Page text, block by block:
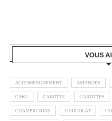
VOUS
ACCOMPAGNEMENT AMANDES
CAKE CAROTTE CAROTTES
CHAMPIGNONS CHOCOLAT